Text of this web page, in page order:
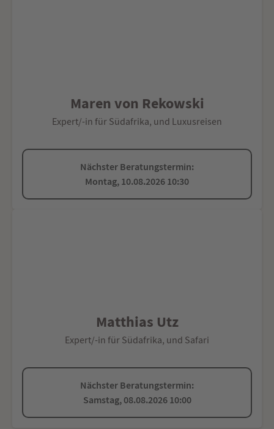
Maren von Rekowski
Expert/-in für Südafrika, und Luxusreisen
Nächster Beratungstermin:
Montag, 10.08.2026 10:30
Matthias Utz
Expert/-in für Südafrika, und Safari
Nächster Beratungstermin:
Samstag, 08.08.2026 10:00